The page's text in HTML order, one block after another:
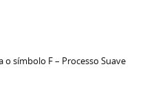
símbolo F – Processo Suave